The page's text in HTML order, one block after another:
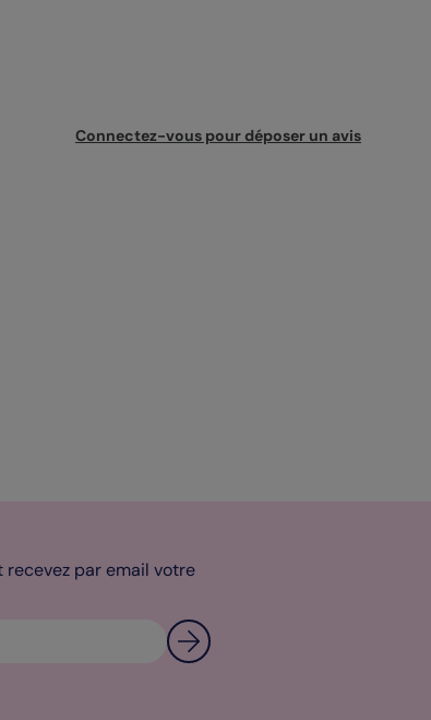
Connectez-vous pour déposer un avis
par email votre